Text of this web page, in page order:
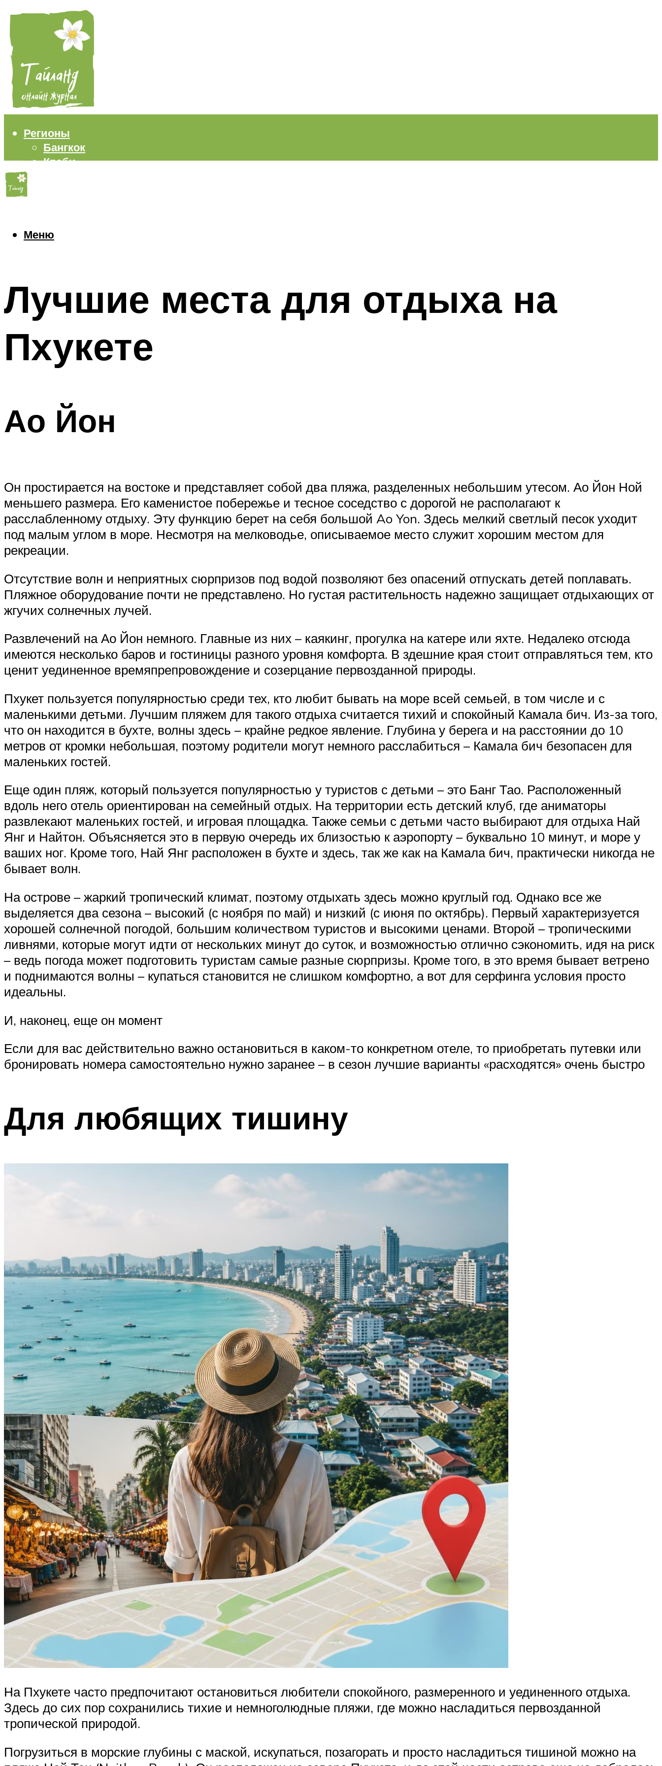
Регионы
Бангкок
Краби
Еда
Меню
Меню
Лучшие места для отдыха на
Пхукете
Ао Йон
Он простирается на востоке и представляет собой два пляжа, разделенных небольшим утесом. Ао Йон Ной
меньшего размера. Его каменистое побережье и тесное соседство с дорогой не располагают к
расслабленному отдыху. Эту функцию берет на себя большой Ao Yon. Здесь мелкий светлый песок уходит
под малым углом в море. Несмотря на мелководье, описываемое место служит хорошим местом для
рекреации.
Отсутствие волн и неприятных сюрпризов под водой позволяют без опасений отпускать детей поплавать.
Пляжное оборудование почти не представлено. Но густая растительность надежно защищает отдыхающих от
жгучих солнечных лучей.
Развлечений на Ао Йон немного. Главные из них – каякинг, прогулка на катере или яхте. Недалеко отсюда
имеются несколько баров и гостиницы разного уровня комфорта. В здешние края стоит отправляться тем, кто
ценит уединенное времяпрепровождение и созерцание первозданной природы.
Пхукет пользуется популярностью среди тех, кто любит бывать на море всей семьей, в том числе и с
маленькими детьми. Лучшим пляжем для такого отдыха считается тихий и спокойный Камала бич. Из-за того,
что он находится в бухте, волны здесь – крайне редкое явление. Глубина у берега и на расстоянии до 10
метров от кромки небольшая, поэтому родители могут немного расслабиться – Камала бич безопасен для
маленьких гостей.
Еще один пляж, который пользуется популярностью у туристов с детьми – это Банг Тао. Расположенный
вдоль него отель ориентирован на семейный отдых. На территории есть детский клуб, где аниматоры
развлекают маленьких гостей, и игровая площадка. Также семьи с детьми часто выбирают для отдыха Най
Янг и Найтон. Объясняется это в первую очередь их близостью к аэропорту – буквально 10 минут, и море у
ваших ног. Кроме того, Най Янг расположен в бухте и здесь, так же как на Камала бич, практически никогда не
бывает волн.
На острове – жаркий тропический климат, поэтому отдыхать здесь можно круглый год. Однако все же
выделяется два сезона – высокий (с ноября по май) и низкий (с июня по октябрь). Первый характеризуется
хорошей солнечной погодой, большим количеством туристов и высокими ценами. Второй – тропическими
ливнями, которые могут идти от нескольких минут до суток, и возможностью отлично сэкономить, идя на риск
– ведь погода может подготовить туристам самые разные сюрпризы. Кроме того, в это время бывает ветрено
и поднимаются волны – купаться становится не слишком комфортно, а вот для серфинга условия просто
идеальны.
И, наконец, еще он момент
Если для вас действительно важно остановиться в каком-то конкретном отеле, то приобретать путевки или
бронировать номера самостоятельно нужно заранее – в сезон лучшие варианты «расходятся» очень быстро
Для любящих тишину
На Пхукете часто предпочитают остановиться любители спокойного, размеренного и уединенного отдыха.
Здесь до сих пор сохранились тихие и немноголюдные пляжи, где можно насладиться первозданной
тропической природой.
Погрузиться в морские глубины с маской, искупаться, позагорать и просто насладиться тишиной можно на